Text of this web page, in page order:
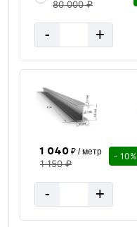
80 000 ₽
- +
1 040₽ / метр
1 150 ₽
- 10%
- +